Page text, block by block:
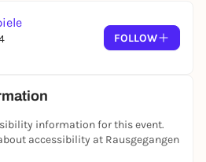
FOLLOW
information for this event.
accessibility at Rausgegangen